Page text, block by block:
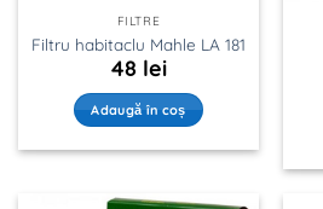
FILTRE
Filtru habitaclu Mahle LA 181
48 lei
Adaugă în coș